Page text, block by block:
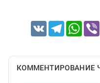
VK Telegram
КОММЕНТИРОВАНИЕ